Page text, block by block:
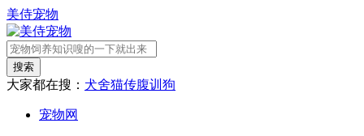
美侍宠物
搜索
大家都在搜： 犬舍猫传腹训狗
宠物网